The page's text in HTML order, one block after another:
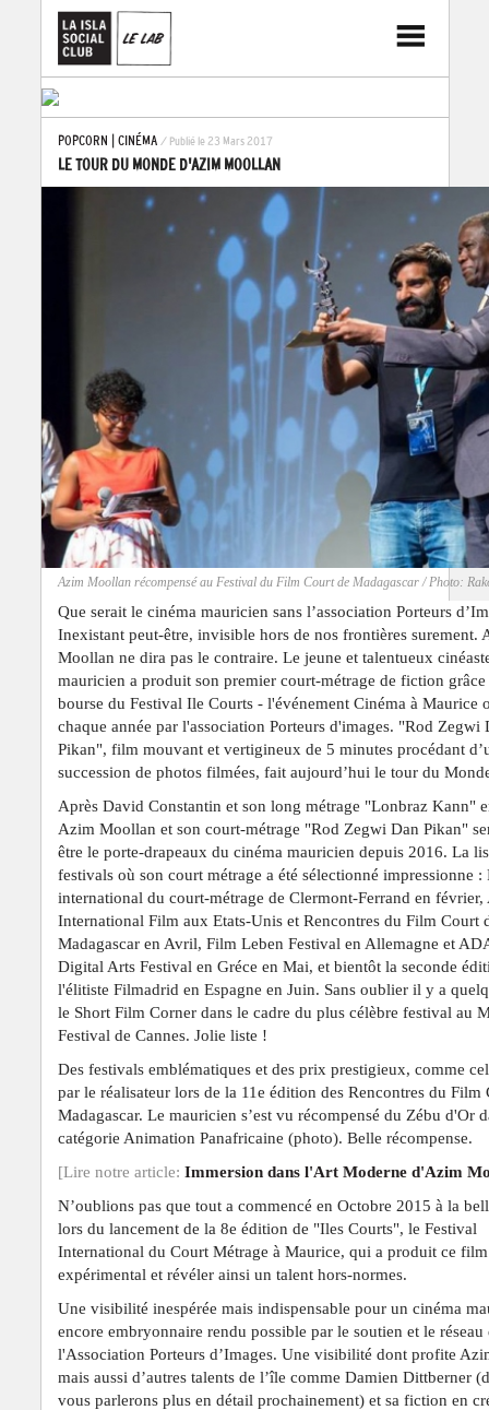
POPCORN CINÉMA / Publié le 23 Mars 2017
LE TOUR DU MONDE D'AZIM MOOLLAN
Azim Moollan récompensé au Festival du Film Court de Madagascar / Photo:
Que serait le cinéma mauricien sans l’association Porteurs
Inexistant peut-être, invisible hors de nos frontières surement.
Moollan ne dira pas le contraire. Le jeune et talentueux
mauricien a produit son premier court-métrage de fiction grâce
bourse du Festival Ile Courts - l'événement Cinéma à Maurice
chaque année par l'association Porteurs d'images. "Rod Zegwi
Pikan", film mouvant et vertigineux de 5 minutes procédant
succession de photos filmées, fait aujourd’hui le tour du
Après David Constantin et son long métrage "Lonbraz Kann"
Azim Moollan et son court-métrage "Rod Zegwi Dan Pikan"
être le porte-drapeaux du cinéma mauricien depuis 2016. La
festivals où son court métrage a été sélectionné impressionne :
international du court-métrage de Clermont-Ferrand en février,
International Film aux Etats-Unis et Rencontres du Film Court
Madagascar en Avril, Film Leben Festival en Allemagne et
Digital Arts Festival en Gréce en Mai, et bientôt la seconde
l'élitiste Filmadrid en Espagne en Juin. Sans oublier il y a
le Short Film Corner dans le cadre du plus célèbre festival au
Festival de Cannes. Jolie liste !
Des festivals emblématiques et des prix prestigieux, comme
par le réalisateur lors de la 11e édition des Rencontres du Film
Madagascar. Le mauricien s’est vu récompensé du Zébu d'Or
catégorie Animation Panafricaine (photo). Belle récompense.
[Lire notre article: Immersion dans l'Art Moderne d'Azim
N’oublions pas que tout a commencé en Octobre 2015 à la
lors du lancement de la 8e édition de "Iles Courts", le Festival
International du Court Métrage à Maurice, qui a produit ce film
expérimental et révéler ainsi un talent hors-normes.
Une visibilité inespérée mais indispensable pour un cinéma
encore embryonnaire rendu possible par le soutien et le réseau
l'Association Porteurs d’Images. Une visibilité dont profite
mais aussi d’autres talents de l’île comme Damien Dittberner
vous parlerons plus en détail prochainement) et sa fiction en